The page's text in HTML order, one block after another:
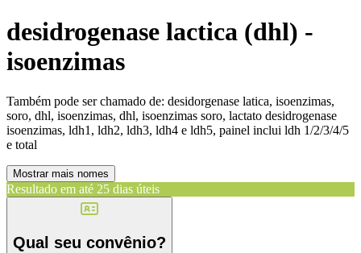
desidrogenase lactica (dhl) -
isoenzimas
Também pode ser chamado de: desidorgenase latica, isoenzimas,
soro, dhl, isoenzimas, dhl, isoenzimas soro, lactato desidrogenase
isoenzimas, ldh1, ldh2, ldh3, ldh4 e ldh5, painel inclui ldh 1/2/3/4/5
e total
Mostrar mais nomes
Resultado em até 25 dias úteis
Qual seu convênio?